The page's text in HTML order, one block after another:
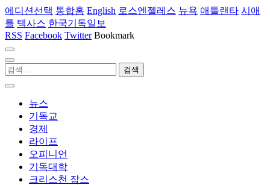
에디션선택 통합홈 English 로스엔젤레스 뉴욕 애틀랜타 시애
틀 텍사스 한국기독일보
RSS Facebook Twitter Bookmark
뉴스
기독교
경제
라이프
오피니언
기독대학
크리스천 잡스